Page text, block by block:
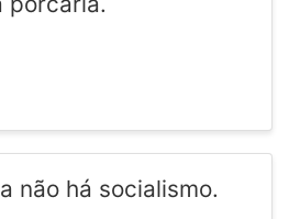
não há socialismo.